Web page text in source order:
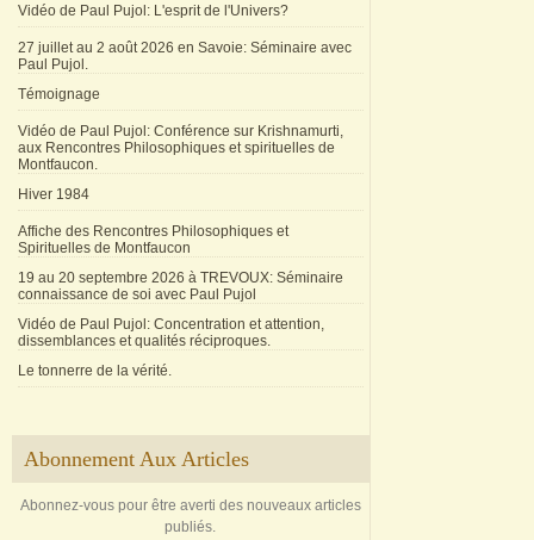
Vidéo de Paul Pujol: L'esprit de l'Univers?
27 juillet au 2 août 2026 en Savoie: Séminaire avec
Paul Pujol.
Témoignage
Vidéo de Paul Pujol: Conférence sur Krishnamurti,
aux Rencontres Philosophiques et spirituelles de
Montfaucon.
Hiver 1984
Affiche des Rencontres Philosophiques et
Spirituelles de Montfaucon
19 au 20 septembre 2026 à TREVOUX: Séminaire
connaissance de soi avec Paul Pujol
Vidéo de Paul Pujol: Concentration et attention,
dissemblances et qualités réciproques.
Le tonnerre de la vérité.
Abonnement Aux Articles
Abonnez-vous pour être averti des nouveaux articles
publiés.